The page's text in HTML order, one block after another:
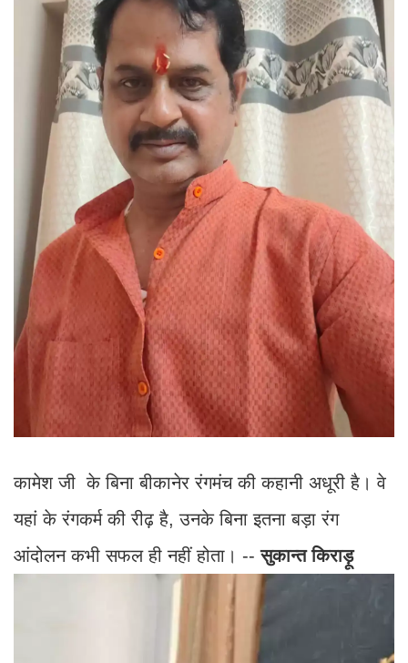
कामेश जी के बिना बीकानेर रंगमंच की कहानी अधूरी है। वे
यहां के रंगकर्म की रीढ़ है, उनके बिना इतना बड़ा रंग
आंदोलन कभी सफल ही नहीं होता। --सुकान्त किराड़ू